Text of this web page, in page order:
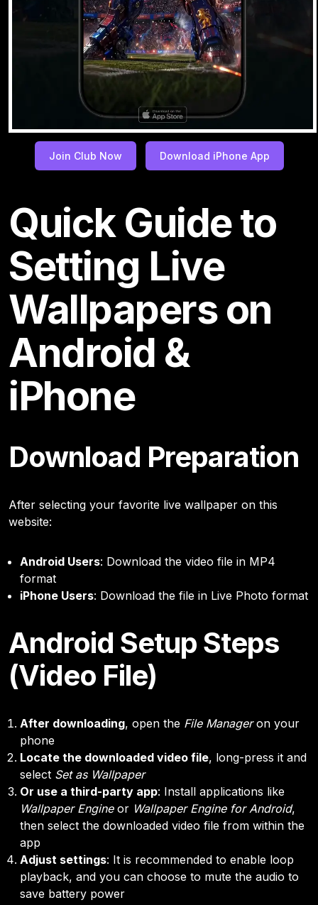
Join Club Now Download iPhone App
Quick Guide to
Setting Live
Wallpapers on
Android &
iPhone
Download Preparation
After selecting your favorite live wallpaper on this
website:
Android Users: Download the video file in MP4
format
iPhone Users: Download the file in Live Photo format
Android Setup Steps
(Video File)
After downloading, open the File Manageron your
phone
Locate the downloaded video file, long-press it and
select Set as Wallpaper
Or use a third-party app: Install applications like
Wallpaper Engineor Wallpaper Engine for Android,
then select the downloaded video file from within the
app
Adjust settings: It is recommended to enable loop
playback, and you can choose to mute the audio to
save battery power